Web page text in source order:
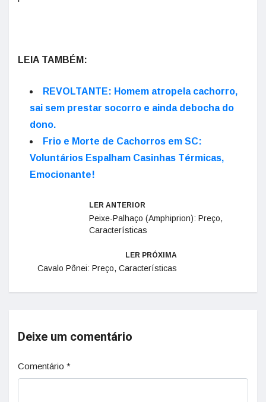
LEIA TAMBÉM:
REVOLTANTE: Homem atropela cachorro,
sai sem prestar socorro e ainda debocha do
dono.
Frio e Morte de Cachorros em SC:
Voluntários Espalham Casinhas Térmicas,
Emocionante!
LER ANTERIOR
Peixe-Palhaço (Amphiprion): Preço,
Características
LER PRÓXIMA
Cavalo Pônei: Preço, Características
Deixe um comentário
Comentário *